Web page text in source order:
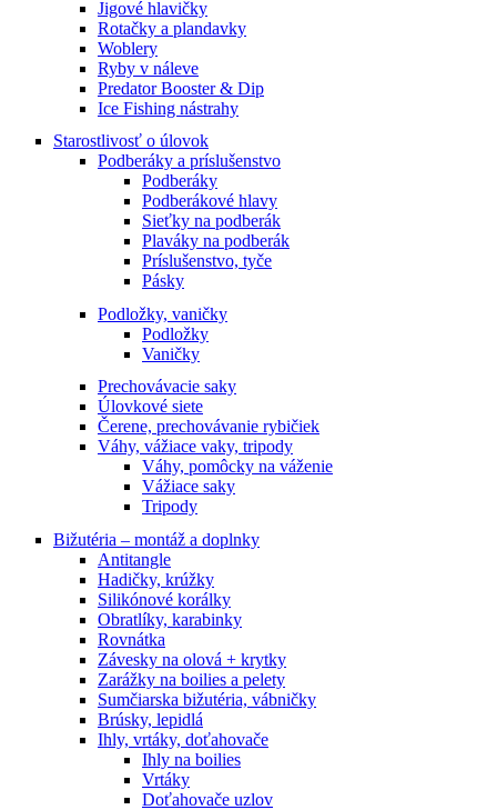
Jigové hlavičky
Rotačky a plandavky
Woblery
Ryby v náleve
Predator Booster & Dip
Ice Fishing nástrahy
Starostlivosť o úlovok
Podberáky a príslušenstvo
Podberáky
Podberákové hlavy
Sieťky na podberák
Plaváky na podberák
Príslušenstvo, tyče
Pásky
Podložky, vaničky
Podložky
Vaničky
Prechovávacie saky
Úlovkové siete
Čerene, prechovávanie rybičiek
Váhy, vážiace vaky, tripody
Váhy, pomôcky na váženie
Vážiace saky
Tripody
Bižutéria – montáž a doplnky
Antitangle
Hadičky, krúžky
Silikónové korálky
Obratlíky, karabinky
Rovnátka
Závesky na olová + krytky
Zarážky na boilies a pelety
Sumčiarska bižutéria, vábničky
Brúsky, lepidlá
Ihly, vrtáky, doťahovače
Ihly na boilies
Vrtáky
Doťahovače uzlov